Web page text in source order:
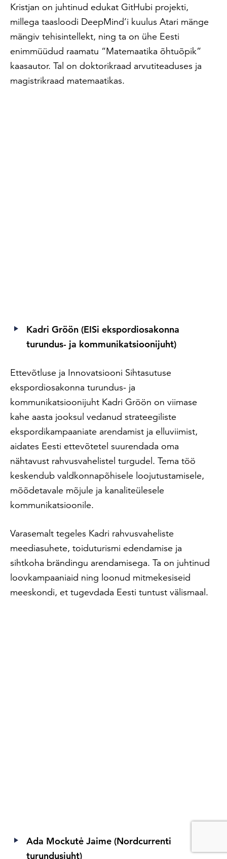
Kristjan on juhtinud edukat GitHubi projekti,
millega taasloodi DeepMind’i kuulus Atari mänge
mängiv tehisintellekt, ning ta on ühe Eesti
enimmüüdud raamatu “Matemaatika õhtuõpik”
kaasautor. Tal on doktorikraad arvutiteaduses ja
magistrikraad matemaatikas.
Kadri Gröön (EISi ekspordiosakonna
turundus- ja kommunikatsioonijuht)
Ettevõtluse ja Innovatsiooni Sihtasutuse
ekspordiosakonna turundus- ja
kommunikatsioonijuht Kadri Gröön on viimase
kahe aasta jooksul vedanud strateegiliste
ekspordikampaaniate arendamist ja elluviimist,
aidates Eesti ettevõtetel suurendada oma
nähtavust rahvusvahelistel turgudel. Tema töö
keskendub valdkonnapõhisele loojutustamisele,
mõõdetavale mõjule ja kanaliteülesele
kommunikatsioonile.
Varasemalt tegeles Kadri rahvusvaheliste
meediasuhete, toiduturismi edendamise ja
sihtkoha brändingu arendamisega. Ta on juhtinud
loovkampaaniaid ning loonud mitmekesiseid
meeskondi, et tugevdada Eesti tuntust välismaal.
Ada Mockutė Jaime (Nordcurrenti
turundusjuht)